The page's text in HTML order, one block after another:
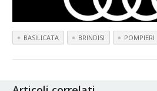
BASILICATA BRINDISI POMPIERI